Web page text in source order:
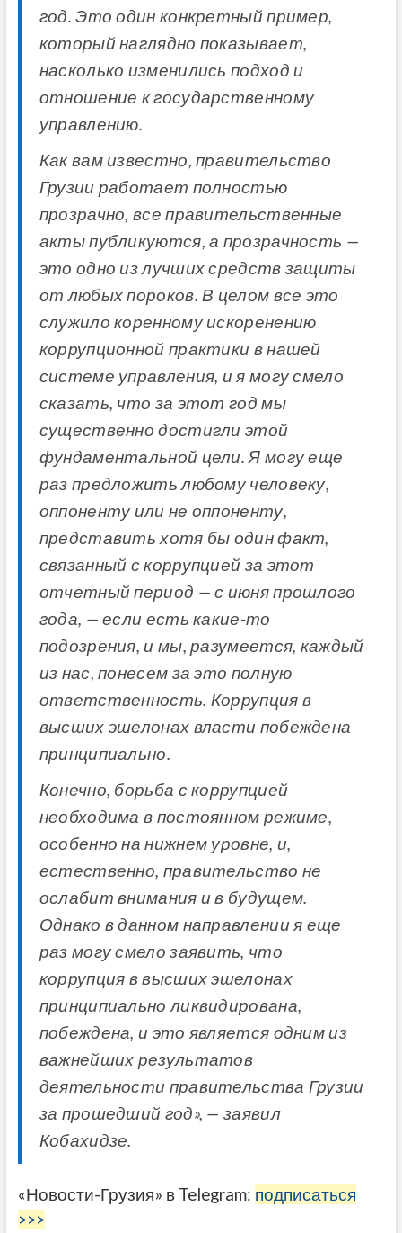
год. Это один конкретный пример,
который наглядно показывает,
насколько изменились подход и
отношение к государственному
управлению.
Как вам известно, правительство
Грузии работает полностью
прозрачно, все правительственные
акты публикуются, а прозрачность —
это одно из лучших средств защиты
от любых пороков. В целом все это
служило коренному искоренению
коррупционной практики в нашей
системе управления, и я могу смело
сказать, что за этот год мы
существенно достигли этой
фундаментальной цели. Я могу еще
раз предложить любому человеку,
оппоненту или не оппоненту,
представить хотя бы один факт,
связанный с коррупцией за этот
отчетный период — с июня прошлого
года, — если есть какие-то
подозрения, и мы, разумеется, каждый
из нас, понесем за это полную
ответственность. Коррупция в
высших эшелонах власти побеждена
принципиально.
Конечно, борьба с коррупцией
необходима в постоянном режиме,
особенно на нижнем уровне, и,
естественно, правительство не
ослабит внимания и в будущем.
Однако в данном направлении я еще
раз могу смело заявить, что
коррупция в высших эшелонах
принципиально ликвидирована,
побеждена, и это является одним из
важнейших результатов
деятельности правительства Грузии
за прошедший год», — заявил
Кобахидзе.
«Новости-Грузия» в Telegram: подписаться
>>>